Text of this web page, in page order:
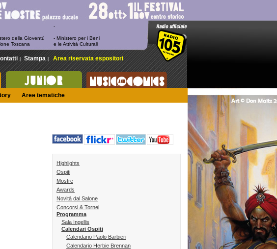
della Gioventù
Toscana
-
- Ministero per i Beni
e le Attività Culturali
| Stampa | Area riservata espositori
Aree tematiche
Highlights
Ospiti
Mostre
Awards
Novità dal Salone
Concorsi & Tornei
Programma
Sala Ingellis
Calendari Ospiti
Calendario Paolo Barbieri
Calendario Herbie Brennan